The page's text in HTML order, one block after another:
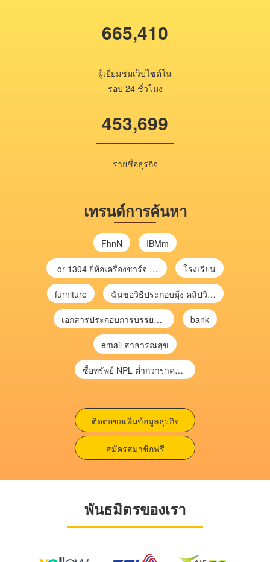
665,410
ผู้เยี่ยมชมเว็บไซต์ใน
รอบ 24 ชั่วโมง
453,699
รายชื่อธุรกิจ
เทรนด์การค้นหา
FhnN IBMm
-or-1304 ยี่ห้อเครื่องชาร์จ chargecore โรงเรียน
furniture ฉันขอวิธีประกอบมุ้ง คลิปวิดีโอ การประกอบมุ้ง
เอกสารประกอบการบรรยาย การประเมินความเสี่ยงเพื่อวางแผนการตรวจสอบ \ bank
email สาธารณสุข
ซื้อทรัพย์ NPL ต่ำกว่าราคาตลาด 30-70% แบบไม่ต้องไปประมูล”
ติดต่อขอเพิ่มข้อมูลธุรกิจ
สมัครสมาชิกฟรี
พันธมิตรของเรา